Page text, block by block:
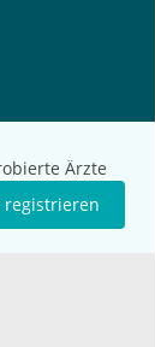
Ärzte
registrieren